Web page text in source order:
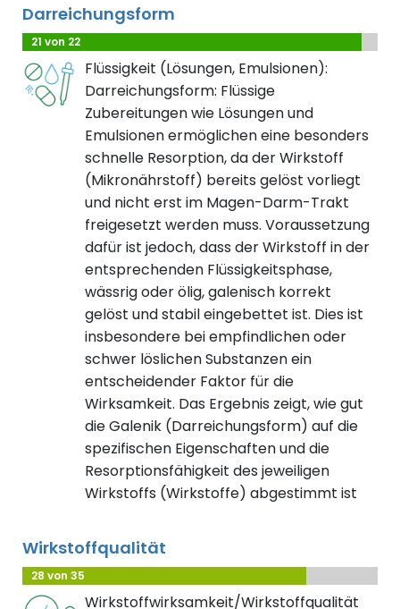
Darreichungsform
21 von 22
Flüssigkeit (Lösungen, Emulsionen):
Darreichungsform: Flüssige
Zubereitungen wie Lösungen und
Emulsionen ermöglichen eine besonders
schnelle Resorption, da der Wirkstoff
(Mikronährstoff) bereits gelöst vorliegt
und nicht erst im Magen-Darm-Trakt
freigesetzt werden muss. Voraussetzung
dafür ist jedoch, dass der Wirkstoff in der
entsprechenden Flüssigkeitsphase,
wässrig oder ölig, galenisch korrekt
gelöst und stabil eingebettet ist. Dies ist
insbesondere bei empfindlichen oder
schwer löslichen Substanzen ein
entscheidender Faktor für die
Wirksamkeit. Das Ergebnis zeigt, wie gut
die Galenik (Darreichungsform) auf die
spezifischen Eigenschaften und die
Resorptionsfähigkeit des jeweiligen
Wirkstoffs (Wirkstoffe) abgestimmt ist
Wirkstoffqualität
28 von 35
Wirkstoffwirksamkeit/Wirkstoffqualität